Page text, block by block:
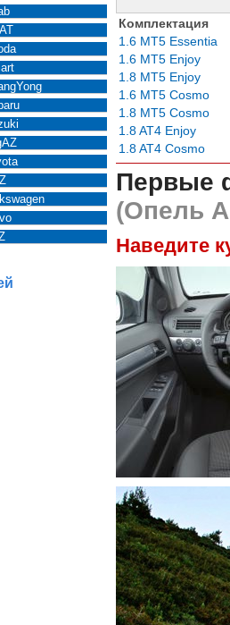
Комплектация
1.6 MT5 Essentia
1.6 MT5 Enjoy
1.8 MT5 Enjoy
1.6 MT5 Cosmo
1.8 MT5 Cosmo
1.8 AT4 Enjoy
1.8 AT4 Cosmo
Первые
(Опель
Наведите